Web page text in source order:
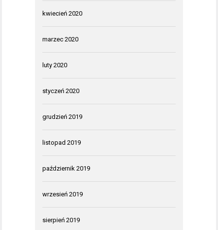
kwiecień 2020
marzec 2020
luty 2020
styczeń 2020
grudzień 2019
listopad 2019
październik 2019
wrzesień 2019
sierpień 2019